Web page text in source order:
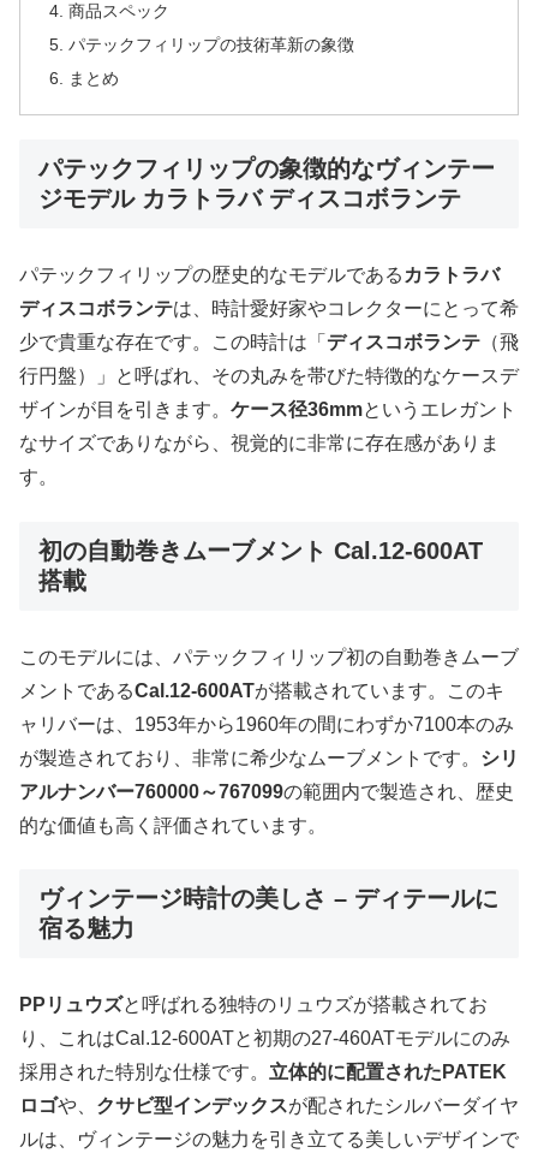
商品スペック
パテックフィリップの技術革新の象徴
まとめ
パテックフィリップの象徴的なヴィンテー
ジモデル カラトラバ ディスコボランテ
パテックフィリップの歴史的なモデルである カラトラバ
ディスコボランテは、時計愛好家やコレクターにとって希
少で貴重な存在です。この時計は「 ディスコボランテ （飛
行円盤）」と呼ばれ、その丸みを帯びた特徴的なケースデ
ザインが目を引きます。 ケース径36mmというエレガント
なサイズでありながら、視覚的に非常に存在感がありま
す。
初の自動巻きムーブメント Cal.12-600AT
搭載
このモデルには、パテックフィリップ初の自動巻きムーブ
メントであるCal.12-600ATが搭載されています。このキ
ャリバーは、1953年から1960年の間にわずか7100本のみ
が製造されており、非常に希少なムーブメントです。 シリ
アルナンバー760000～767099の範囲内で製造され、歴史
的な価値も高く評価されています。
ヴィンテージ時計の美しさ – ディテールに
宿る魅力
PPリュウズと呼ばれる独特のリュウズが搭載されてお
り、これはCal.12-600ATと初期の27-460ATモデルにのみ
採用された特別な仕様です。 立体的に配置されたPATEK
ロゴや、 クサビ型インデックスが配されたシルバーダイヤ
ルは、ヴィンテージの魅力を引き立てる美しいデザインで